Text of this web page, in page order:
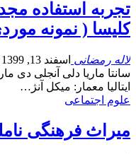
تجربه استفاده
کلیسا ( نمونه
لاله رمضانی اسفند 13, 1399
سانتا ماریا دلی آنجلی دی
ایتالیا معمار: میکل آنژ…
علوم اجتماعی
میراث فرهنگی